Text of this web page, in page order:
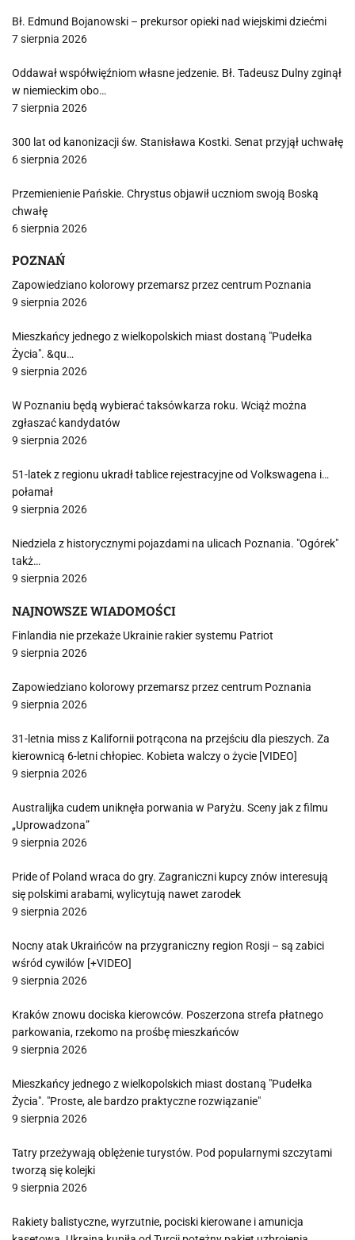
Bł. Edmund Bojanowski – prekursor opieki nad wiejskimi dziećmi
7 sierpnia 2026
Oddawał współwięźniom własne jedzenie. Bł. Tadeusz Dulny zginął
w niemieckim obo…
7 sierpnia 2026
300 lat od kanonizacji św. Stanisława Kostki. Senat przyjął uchwałę
6 sierpnia 2026
Przemienienie Pańskie. Chrystus objawił uczniom swoją Boską
chwałę
6 sierpnia 2026
POZNAŃ
Zapowiedziano kolorowy przemarsz przez centrum Poznania
9 sierpnia 2026
Mieszkańcy jednego z wielkopolskich miast dostaną "Pudełka
Życia". &qu…
9 sierpnia 2026
W Poznaniu będą wybierać taksówkarza roku. Wciąż można
zgłaszać kandydatów
9 sierpnia 2026
51-latek z regionu ukradł tablice rejestracyjne od Volkswagena i…
połamał
9 sierpnia 2026
Niedziela z historycznymi pojazdami na ulicach Poznania. "Ogórek"
takż…
9 sierpnia 2026
NAJNOWSZE WIADOMOŚCI
Finlandia nie przekaże Ukrainie rakier systemu Patriot
9 sierpnia 2026
Zapowiedziano kolorowy przemarsz przez centrum Poznania
9 sierpnia 2026
31-letnia miss z Kalifornii potrącona na przejściu dla pieszych. Za
kierownicą 6-letni chłopiec. Kobieta walczy o życie [VIDEO]
9 sierpnia 2026
Australijka cudem uniknęła porwania w Paryżu. Sceny jak z filmu
„Uprowadzona”
9 sierpnia 2026
Pride of Poland wraca do gry. Zagraniczni kupcy znów interesują
się polskimi arabami, wylicytują nawet zarodek
9 sierpnia 2026
Nocny atak Ukraińców na przygraniczny region Rosji – są zabici
wśród cywilów [+VIDEO]
9 sierpnia 2026
Kraków znowu dociska kierowców. Poszerzona strefa płatnego
parkowania, rzekomo na prośbę mieszkańców
9 sierpnia 2026
Mieszkańcy jednego z wielkopolskich miast dostaną "Pudełka
Życia". "Proste, ale bardzo praktyczne rozwiązanie"
9 sierpnia 2026
Tatry przeżywają oblężenie turystów. Pod popularnymi szczytami
tworzą się kolejki
9 sierpnia 2026
Rakiety balistyczne, wyrzutnie, pociski kierowane i amunicja